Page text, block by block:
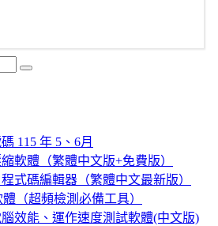
Search
115 年 5、6月
軟體（繁體中文版+免費版）
式碼編輯器（繁體中文最新版）
（超頻檢測必備工具）
腦效能、運作速度測試軟體(中文版)